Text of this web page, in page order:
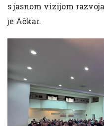
s jasnom vizijom
je Ačkar.